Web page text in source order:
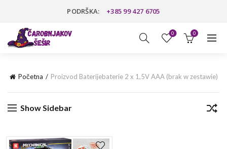
PODRŠKA: +385 99 427 6705
0 0
Početna Proizvod Baterijebaterie 2 x 1,5V AAA (brak w zestawie)
Show Sidebar